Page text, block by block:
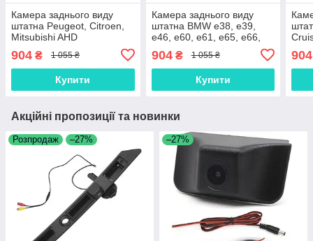
Камера заднього виду
штатна Peugeot, Citroen,
Mitsubishi AHD
904 ₴ 1 055 ₴
Купити
Камера заднього виду
штатна BMW e38, e39,
e46, e60, e61, e65, e66,
e90, e91, e92, x3, x4, x5,
x6 AHD
904₴ 1 055 ₴
Купити
904
Акційні пропозиції та новинки
Розпродаж –27% –27%